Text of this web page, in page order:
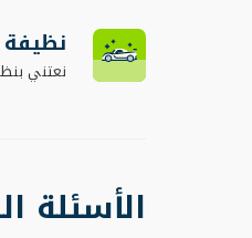
نظيفة
نعتني
الأسئلة